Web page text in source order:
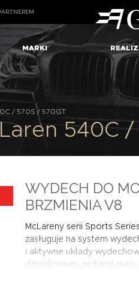
MARKI
/ 570S / 570GT
540C
WYDECH DO
BRZMIENIA V8
McLareny serii Sports
zasługuje na system
i aktywne układy
dźwiękowym, redukcji